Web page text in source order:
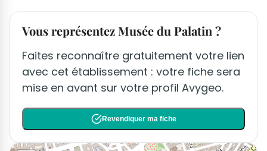
Vous représentez Musée du Palatin ?
Faites reconnaître gratuitement votre lien
avec cet établissement : votre fiche sera
mise en avant sur votre profil Avygeo.
Revendiquer ma fiche